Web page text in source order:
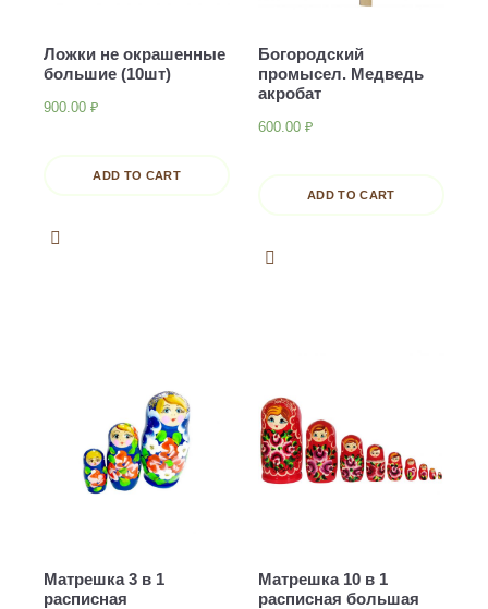
Ложки не окрашенные
большие (10шт)
900.00 ₽
ADD TO CART
Богородский
промысел. Медведь
акробат
600.00 ₽
ADD TO CART
Матрешка 3 в 1
расписная
Матрешка 10 в 1
расписная большая